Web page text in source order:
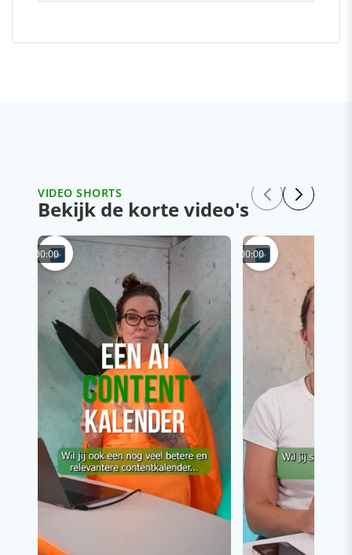
VIDEO SHORTS
Bekijk de korte video's
00:00 00:00